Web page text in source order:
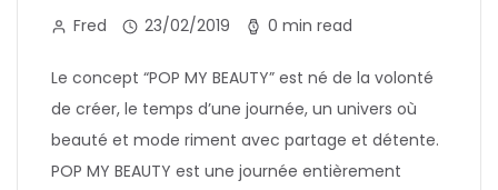
Fred 23/02/2019 0 min read
Le concept “POP MY BEAUTY” est né de la volonté
de créer, le temps d’une journée, un univers où
beauté et mode riment avec partage et détente.
POP MY BEAUTY est une journée entièrement